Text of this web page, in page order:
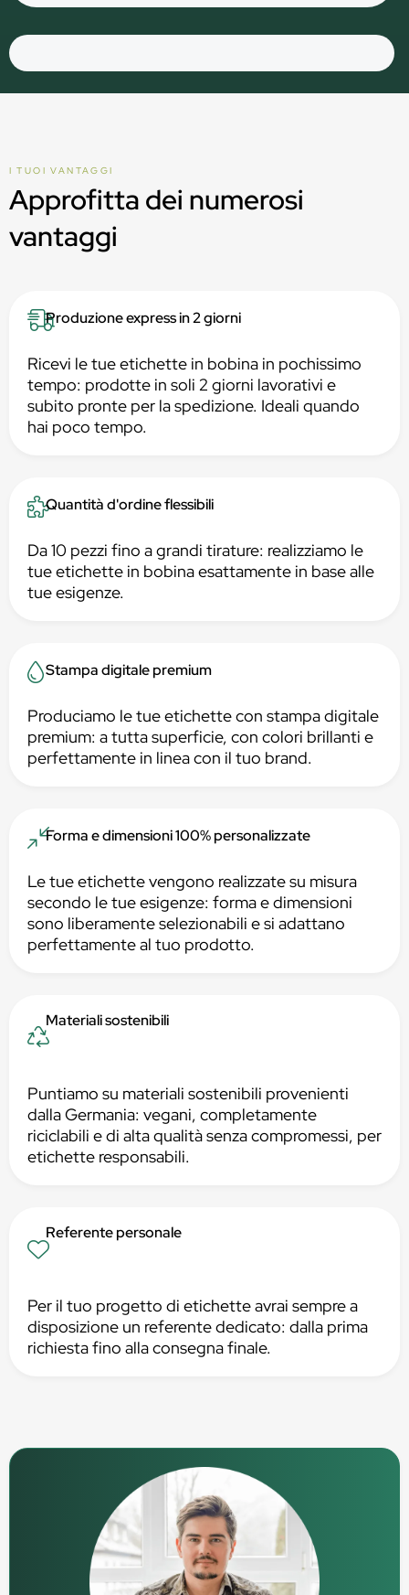
I TUOI VANTAGGI
Approfitta dei numerosi
vantaggi
Produzione express in 2 giorni
Ricevi le tue etichette in bobina in pochissimo
tempo: prodotte in soli 2 giorni lavorativi e
subito pronte per la spedizione. Ideali quando
hai poco tempo.
Quantità d'ordine flessibili
Da 10 pezzi fino a grandi tirature: realizziamo le
tue etichette in bobina esattamente in base alle
tue esigenze.
Stampa digitale premium
Produciamo le tue etichette con stampa digitale
premium: a tutta superficie, con colori brillanti e
perfettamente in linea con il tuo brand.
Forma e dimensioni 100% personalizzate
Le tue etichette vengono realizzate su misura
secondo le tue esigenze: forma e dimensioni
sono liberamente selezionabili e si adattano
perfettamente al tuo prodotto.
Materiali sostenibili
Puntiamo su materiali sostenibili provenienti
dalla Germania: vegani, completamente
riciclabili e di alta qualità senza compromessi, per
etichette responsabili.
Referente personale
Per il tuo progetto di etichette avrai sempre a
disposizione un referente dedicato: dalla prima
richiesta fino alla consegna finale.